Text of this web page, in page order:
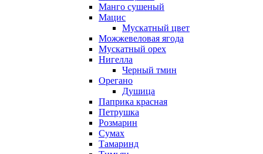
Манго сушеный
Мацис
Мускатный цвет
Можжевеловая ягода
Мускатный орех
Нигелла
Черный тмин
Орегано
Душица
Паприка красная
Петрушка
Розмарин
Сумах
Тамаринд